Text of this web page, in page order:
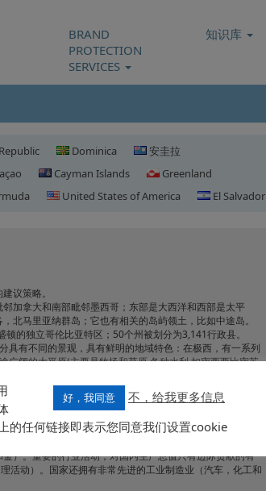
BRAND
PROTECTION
SERVICES
知识库
Dominica
安圭拉
Cayman Islands
Greenland
United States of America El Salvador
美国域名注册
议策略。
加拿大和南部毗邻墨西哥；东部是大西洋和西部是太平
北马里亚纳群岛；它也有相关的岛屿领土，比如中途岛。
的独立哥伦比亚特区；50个州被划分为3,141行政县。
有不同的景观，具有鲜明的地域特色：在极西，有一系列
广阔的大平原(主要是牧场和草原,各种水利,如密西西比密苏
);进一步东部,阿巴拉契亚山脉上升高达2000米,被大湖北部
为几百年来来自世界各地的移民：欧洲（英国，德国，爱
万印第安人。官方语言为英语和当地货币是美元。
，其特点是高生产率，这是一个丰富的天然资源（石油，
）。重要的行业活动，对国内生产总值只有边际贡献的有
活动）。国家还拥有非常先进的工业制造业（汽车，化工和
好，我同意 不，给我更多信息
的任何链接即表示您同意我们设置cookie